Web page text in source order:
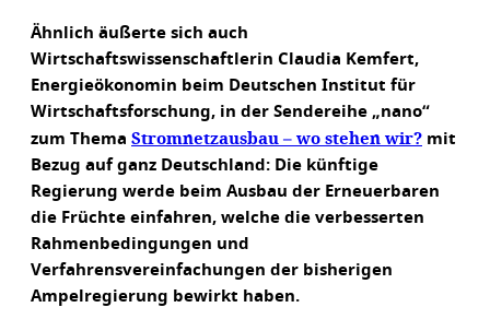
Ähnlich äußerte sich auch
Wirtschaftswissenschaftlerin Claudia Kemfert,
Energieökonomin beim Deutschen Institut für
Wirtschaftsforschung, in der Sendereihe „nano“
zum Thema Stromnetzausbau – wo stehen wir? mit
Bezug auf ganz Deutschland: Die künftige
Regierung werde beim Ausbau der Erneuerbaren
die Früchte einfahren, welche die verbesserten
Rahmenbedingungen und
Verfahrensvereinfachungen der bisherigen
Ampelregierung bewirkt haben.